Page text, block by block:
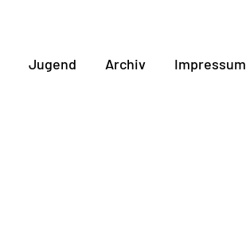
Jugend Archiv Impressum